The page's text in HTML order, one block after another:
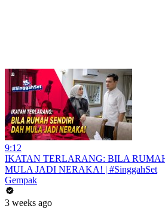
9:12
IKATAN TERLARANG: BILA
MULA JADI NERAKA! | #SinggahSet
Gempak
3 weeks ago